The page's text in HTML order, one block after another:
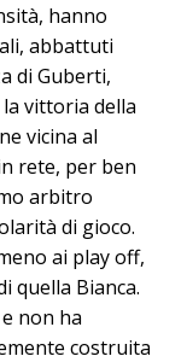
hanno
abbattuti
di Guberti,
vittoria della
vicina al
rete, per ben
arbitro
di gioco.
ai play off,
quella Bianca.
non ha
costruita